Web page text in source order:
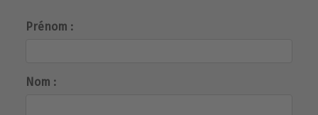
Prénom :
Nom :